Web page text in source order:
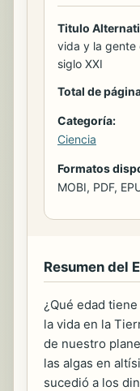
Titulo
vida y la gente
siglo XXI
Total de
Categoría:
Ciencia
Formatos
MOBI, PDF,
Resumen del
¿Qué edad
la vida en la
de nuestro
las algas en
sucedió a los